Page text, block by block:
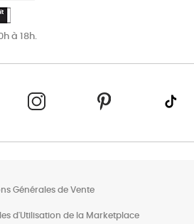
à 18h.
Générales de Vente
d'Utilisation de la Marketplace